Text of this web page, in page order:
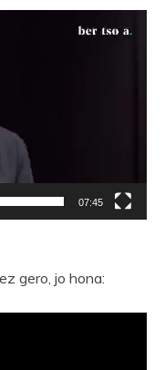
07:45
gero, jo hona: